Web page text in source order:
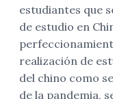
estudiantes que
de estudio en
realización de
del chino como
de la pandemia,